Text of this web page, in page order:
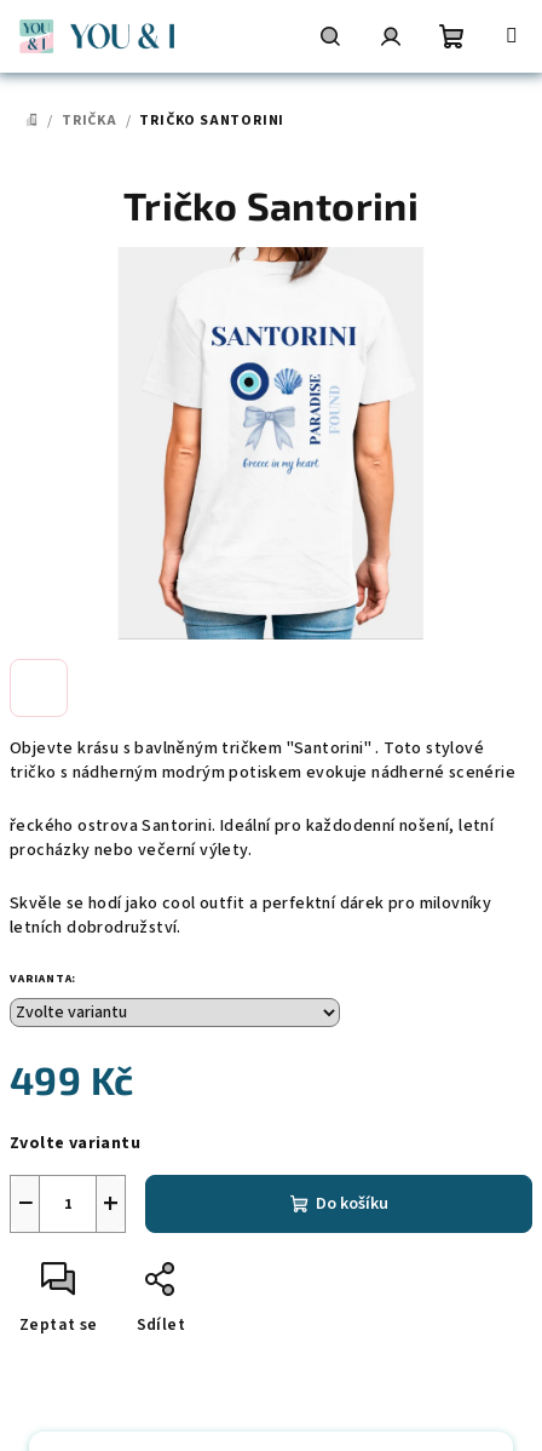
obsah
HledatPřihlášeníNákupní
DOMŮ
/ TRIČKA / TRIČKO SANTORINI
Objevte krásu s bavlněným tričkem "Santorini" . Toto stylové
tričko s nádherným modrým potiskem evokuje nádherné scenérie
řeckého ostrova Santorini. Ideální pro každodenní nošení, letní
procházky nebo večerní výlety.
Skvěle se hodí jako cool outfit a perfektní dárek pro milovníky
letních dobrodružství.
VARIANTA:
499 Kč
cena:
Zvolte variantu
+
− Do košíku
Zeptat se Sdílet
Tričko Santorini